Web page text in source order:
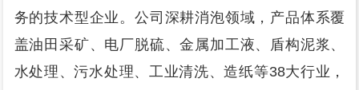
务的技术型企业。公司深耕消泡领域，产品体系覆
盖油田采矿、电厂脱硫、金属加工液、盾构泥浆、
水处理、污水处理、工业清洗、造纸等38大行业，